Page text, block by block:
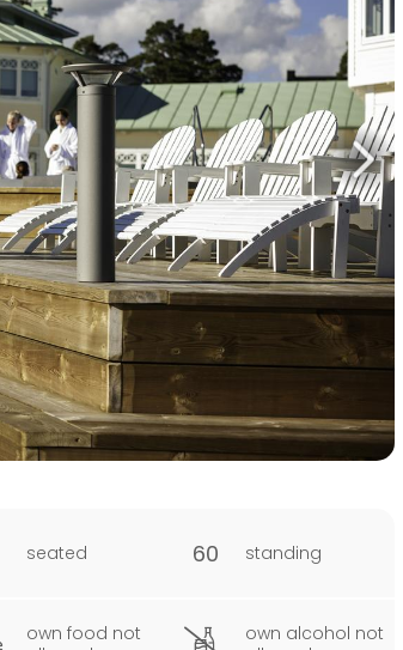
seated 60 standing
own food not
own alcohol not